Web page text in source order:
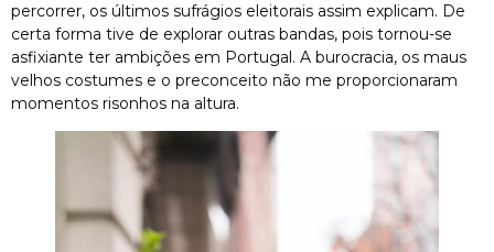
percorrer, os últimos sufrágios eleitorais assim explicam. De
certa forma tive de explorar outras bandas, pois tornou-se
asfixiante ter ambições em Portugal. A burocracia, os maus
velhos costumes e o preconceito não me proporcionaram
momentos risonhos na altura.